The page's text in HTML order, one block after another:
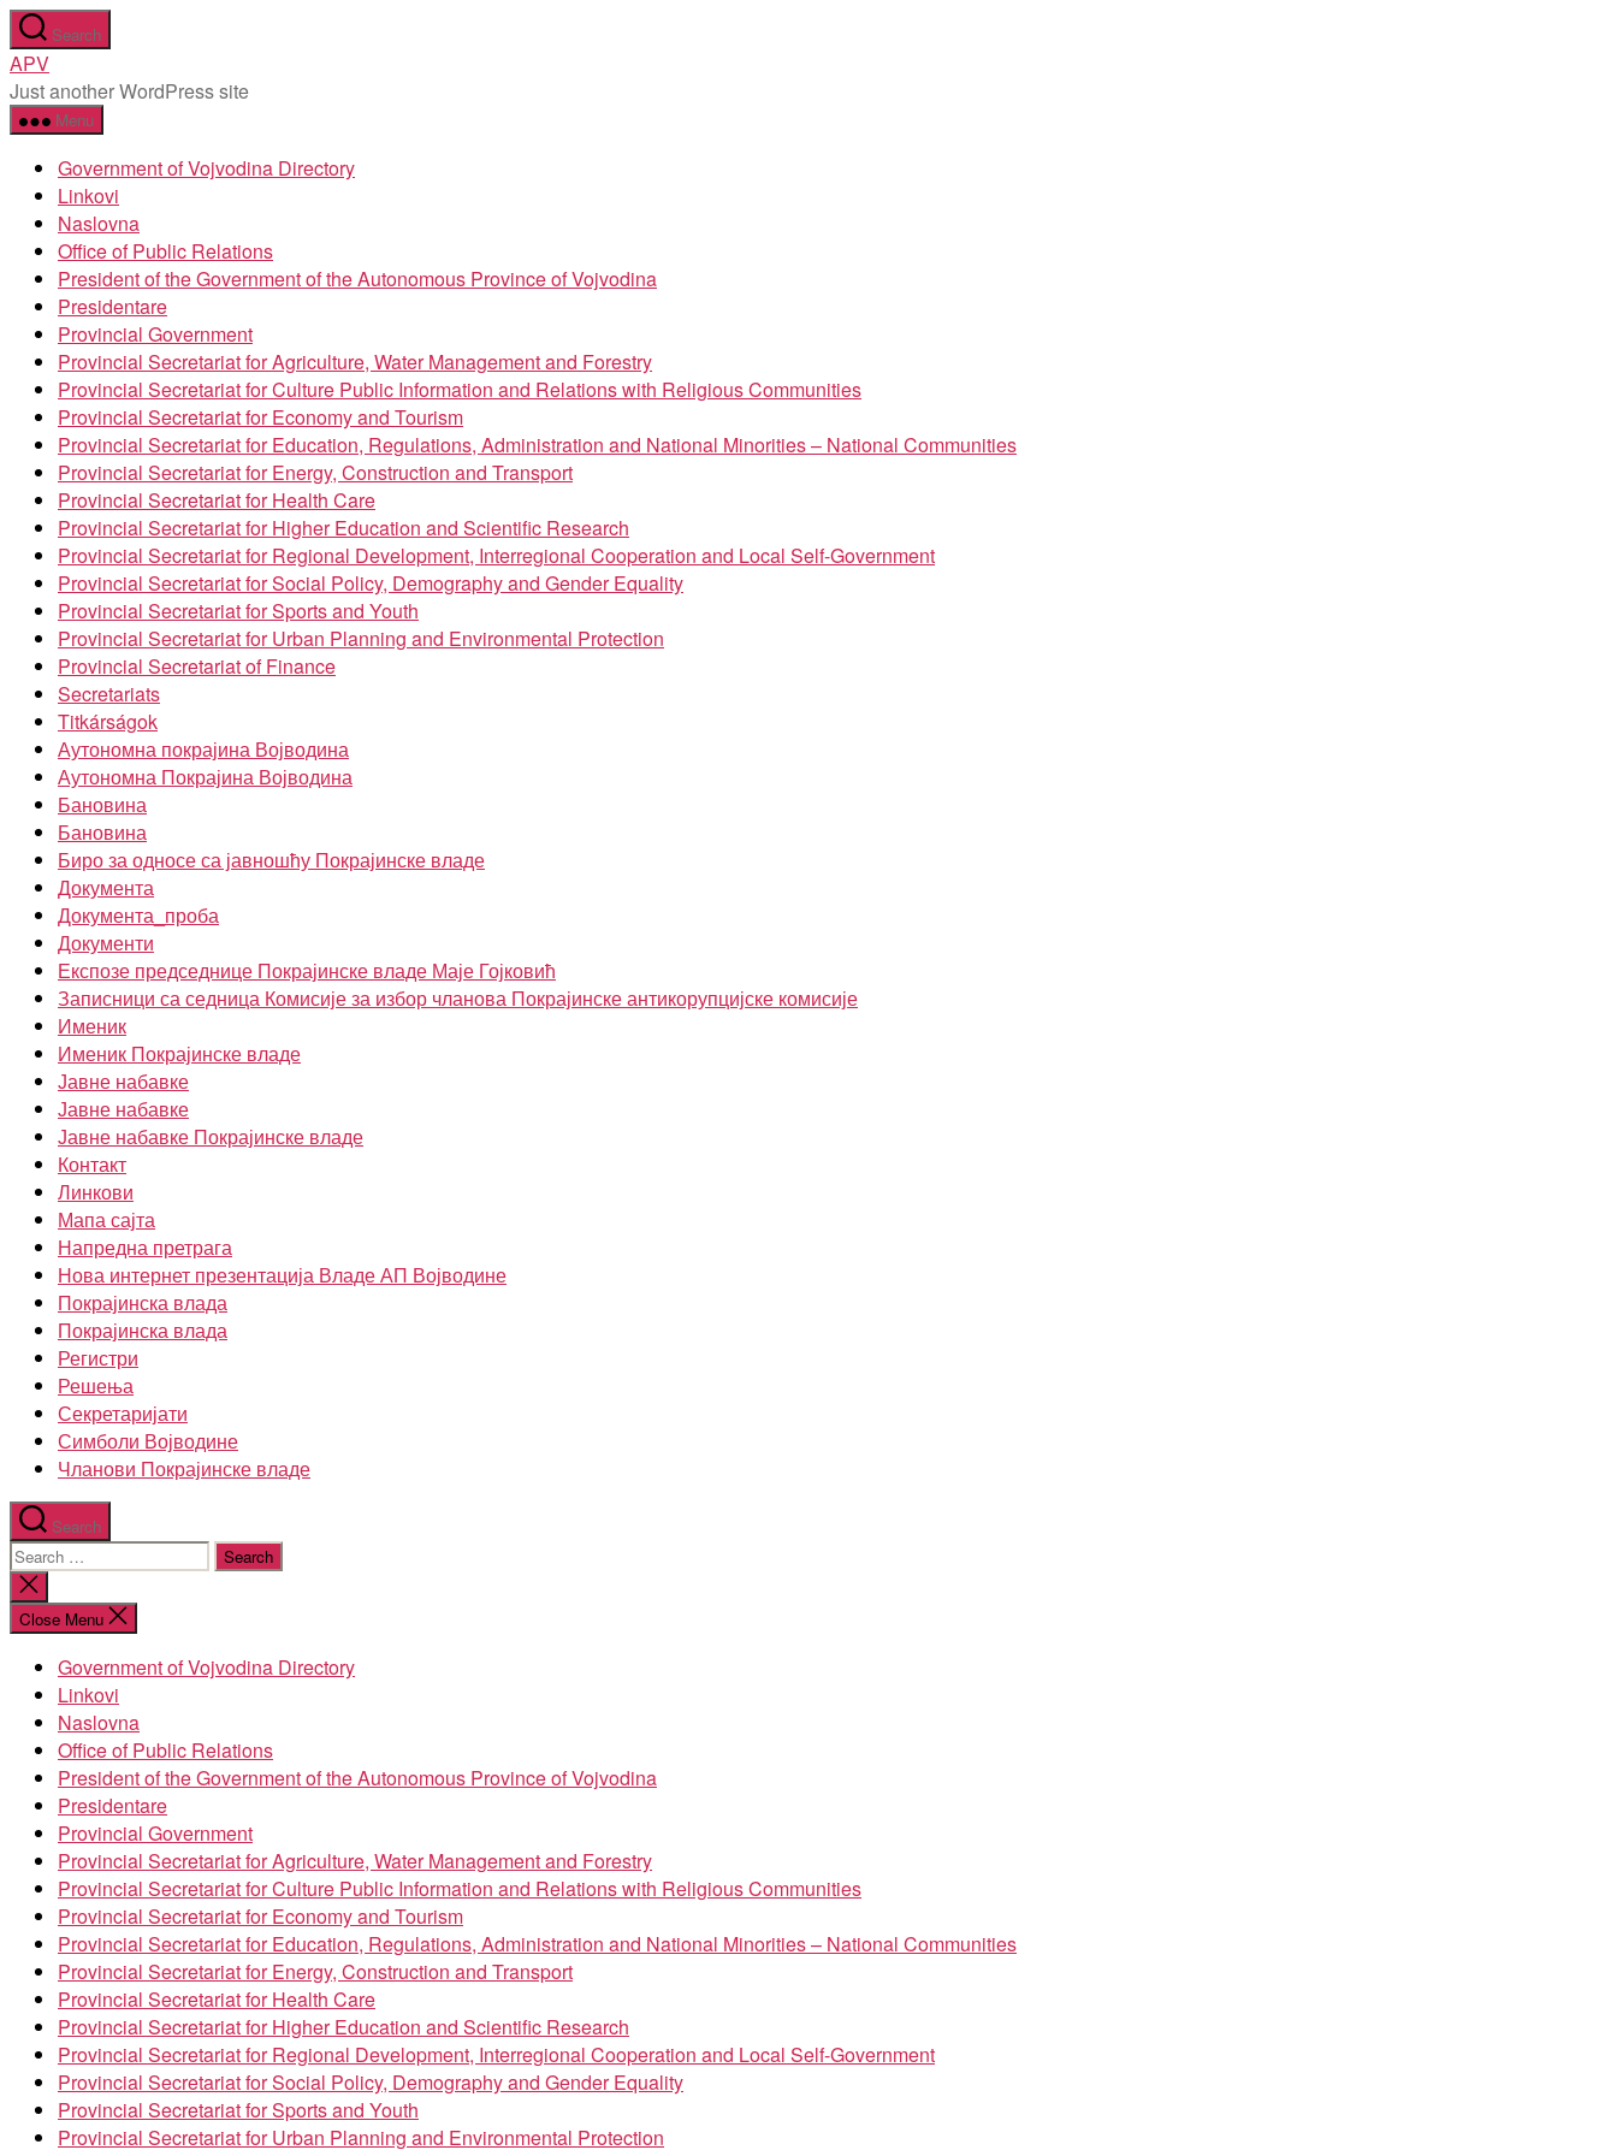
Skip
to
the
content
Search
APV
Just another WordPress site
Menu
Government of Vojvodina Directory
Linkovi
Naslovna
Office of Public Relations
President of the Government of the Autonomous Province of Vojvodina
Presidentare
Provincial Government
Provincial Secretariat for Agriculture, Water Management and Forestry
Provincial Secretariat for Culture Public Information and Relations with Religious Communities
Provincial Secretariat for Economy and Tourism
Provincial Secretariat for Education, Regulations, Administration and National Minorities – National Communities
Provincial Secretariat for Energy, Construction and Transport
Provincial Secretariat for Health Care
Provincial Secretariat for Higher Education and Scientific Research
Provincial Secretariat for Regional Development, Interregional Cooperation and Local Self-Government
Provincial Secretariat for Social Policy, Demography and Gender Equality
Provincial Secretariat for Sports and Youth
Provincial Secretariat for Urban Planning and Environmental Protection
Provincial Secretariat of Finance
Secretariats
Titkárságok
Аутономна покрајина Војводина
Аутономна Покрајина Војводина
Бановина
Бановина
Биро за односе са јавношћу Покрајинске владе
Документа
Документа_проба
Документи
Експозе председнице Покрајинске владе Маје Гојковић
Записници са седница Комисије за избор чланова Покрајинске антикорупцијске комисије
Именик
Именик Покрајинске владе
Јавне набавке
Јавне набавке
Јавне набавке Покрајинске владе
Контакт
Линкови
Мапа сајта
Напредна претрага
Нова интернет презентација Владе АП Војводине
Покрајинска влада
Покрајинска влада
Регистри
Решења
Секретаријати
Симболи Војводине
Чланови Покрајинске владе
Search
Search
for:
Close
search
Close Menu
Government of Vojvodina Directory
Linkovi
Naslovna
Office of Public Relations
President of the Government of the Autonomous Province of Vojvodina
Presidentare
Provincial Government
Provincial Secretariat for Agriculture, Water Management and Forestry
Provincial Secretariat for Culture Public Information and Relations with Religious Communities
Provincial Secretariat for Economy and Tourism
Provincial Secretariat for Education, Regulations, Administration and National Minorities – National Communities
Provincial Secretariat for Energy, Construction and Transport
Provincial Secretariat for Health Care
Provincial Secretariat for Higher Education and Scientific Research
Provincial Secretariat for Regional Development, Interregional Cooperation and Local Self-Government
Provincial Secretariat for Social Policy, Demography and Gender Equality
Provincial Secretariat for Sports and Youth
Provincial Secretariat for Urban Planning and Environmental Protection